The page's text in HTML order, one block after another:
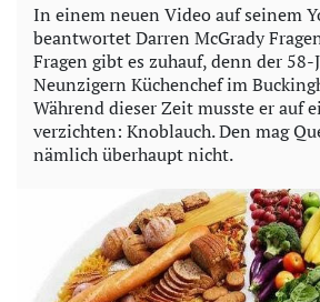
In einem neuen Video auf seinem
beantwortet Darren McGrady
Fragen gibt es zuhauf, denn der
Neunzigern Küchenchef im
Während dieser Zeit musste er auf
verzichten: Knoblauch. Den mag
nämlich überhaupt nicht.